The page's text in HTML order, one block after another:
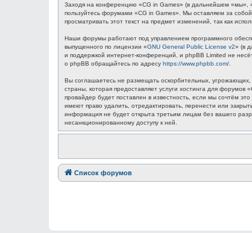
Заходя на конференцию «CG in Games» (в дальнейшем «мы»,
пользуйтесь форумами «CG in Games». Мы оставляем за
просматривать этот текст на предмет изменений, так как
Наши форумы работают под управлением программного
выпущенного по лицензии «GNU General Public License v2» (в
и поддержкой интернет-конференций, и phpBB Limited не
о phpBB обращайтесь по адресу https://www.phpbb.com/
Вы соглашаетесь не размещать оскорбительных,
страны, которая предоставляет услуги хостинга для
провайдер будет поставлен в известность, если мы сочтём
имеют право удалить, отредактировать, перенести или
информация не будет открыта третьим лицам без вашего
несанкционированному доступу к ней.
Список форумов